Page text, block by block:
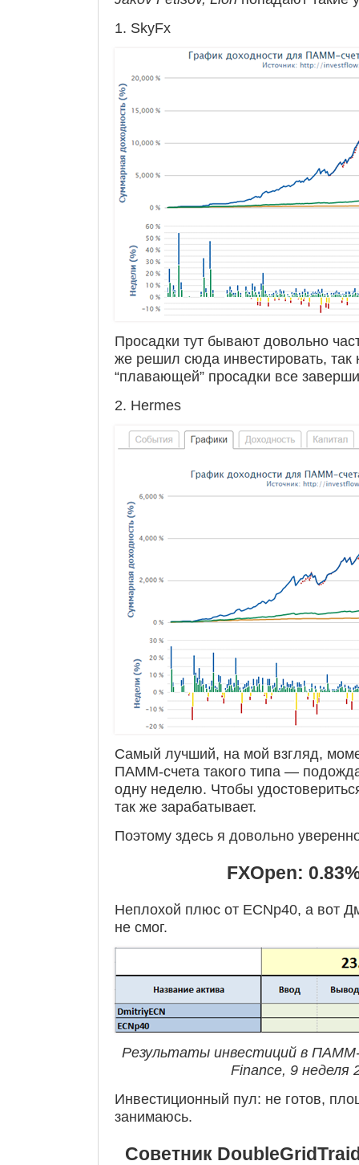
1. SkyFx
Просадки тут бывают довольно
же решил сюда инвестировать, так
“плавающей” просадки все
2. Hermes
Самый лучший, на мой взгляд,
ПАММ-счета такого типа —
одну неделю. Чтобы
так же зарабатывает.
Поэтому здесь я довольно
FXOpen:
Неплохой плюс от ECNp40, а вот
не смог.
Результаты инвестиций в
Finance, 9 неделя
Инвестиционный пул: не готов,
занимаюсь.
Советник